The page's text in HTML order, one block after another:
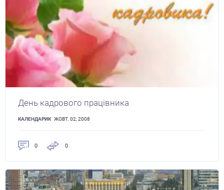
День кадрового працівника
КАЛЕНДАРИК ЖОВТ. 02, 2008
0 0